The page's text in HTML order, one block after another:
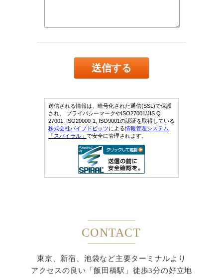
CONTACT
東京、新宿、池袋など主要ターミナルより
アクセスの良い「飯田橋駅」徒歩3分の好立地